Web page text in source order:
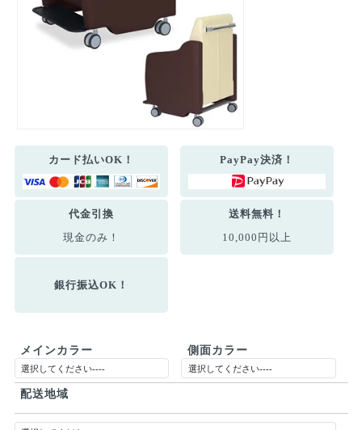
カード払いOK！ PayPay決済！
代金引換
現金のみ！
送料無料！
10,000円以上
銀行振込OK！
メインカラー 側面カラー
配送地域